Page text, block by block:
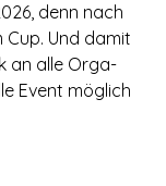
denn nach
Und damit
an alle Orga-
Event möglich